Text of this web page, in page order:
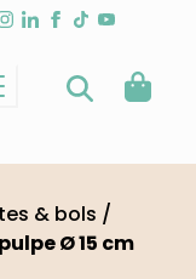
& bols /
Ø 15 cm